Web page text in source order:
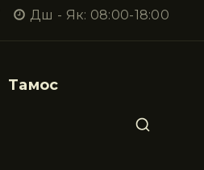
Дш - Як: 08:00-18:00
Тамос